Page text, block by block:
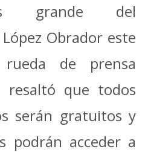
grande del
Obrador este
de prensa
resaltó que todos
serán gratuitos y
podrán acceder a